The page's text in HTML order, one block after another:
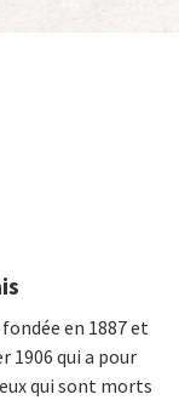
en 1887 et
1906 qui a pour
qui sont morts